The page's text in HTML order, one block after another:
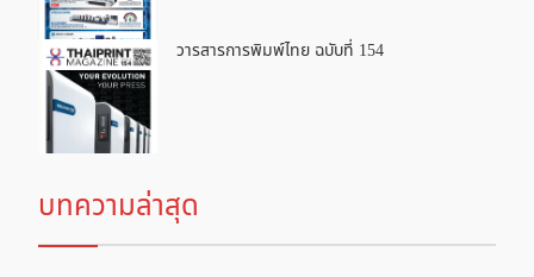
วารสารการพิมพ์ไทย ฉบับที่ 154
บทความล่าสุด